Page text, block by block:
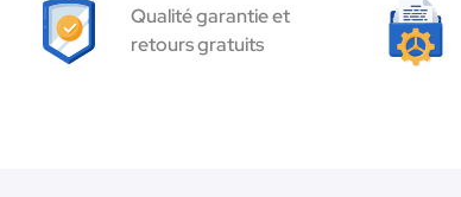
Qualité garantie et
retours gratuits